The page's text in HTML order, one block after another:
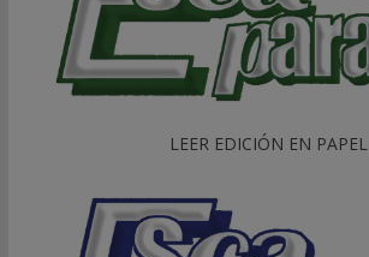
LEER EDICIÓN EN PAPEL